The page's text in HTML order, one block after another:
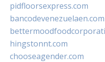
pidfloorsexpress.com
bancodevenezuelaen.com
hingstonnt.com
chooseagender.com